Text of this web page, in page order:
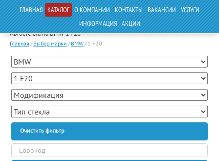
ГЛАВНАЯ КАТАЛОГ О КОМПАНИИ КОНТАКТЫ ВАКАНСИИ УСЛУГИ
ИНФОРМАЦИЯ АКЦИИ
Автостекла на BMW 1 F20
Главная / Выбор марки / BMW/ 1 F20
Очистить фильтр